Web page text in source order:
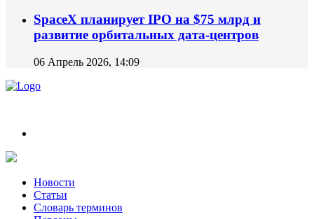
SpaceX планирует IPO на $75 млрд и
развитие орбитальных дата-центров
06 Апрель 2026, 14:09
Новости
Статьи
Словарь терминов